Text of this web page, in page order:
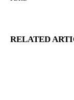
RELATED